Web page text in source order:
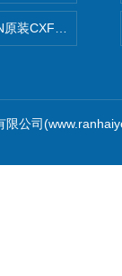
原装CXFAXCN导压
公司